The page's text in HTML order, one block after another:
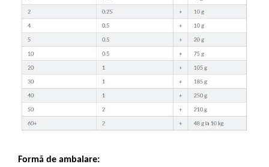
Formă de ambalare: